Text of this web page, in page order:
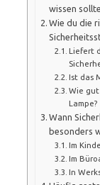
wissen
Wie du die
Liefert
Ist das
Wie
Lampe?
Wann
besonders
Im
Im
In